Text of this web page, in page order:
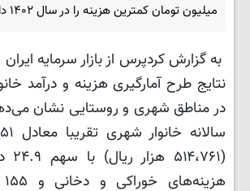
میلیون تومان کمترین هزینه را در سال ۱۴۰۲ داشته‌اند.
به گزارش کردپرس از بازار سرمایه
در مناطق شهری و روستایی نشان